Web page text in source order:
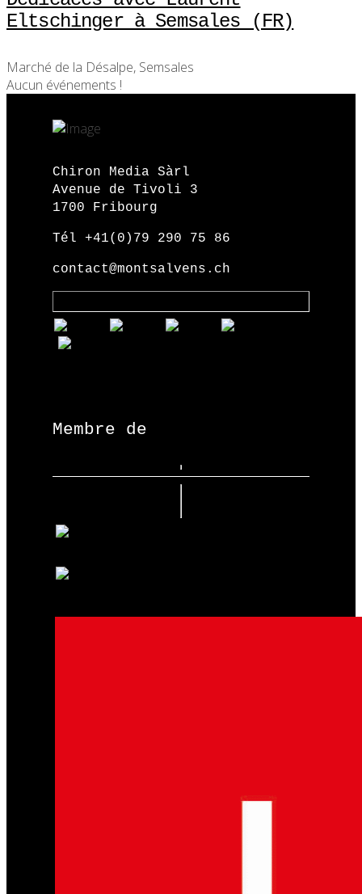
Eltschinger à Semsales (FR)
Marché de la Désalpe, Semsales
Aucun événements !
Chiron Media Sàrl
Avenue de Tivoli 3
1700 Fribourg
Tél +41(0)79 290 75 86
contact@montsalvens.ch
Membre de